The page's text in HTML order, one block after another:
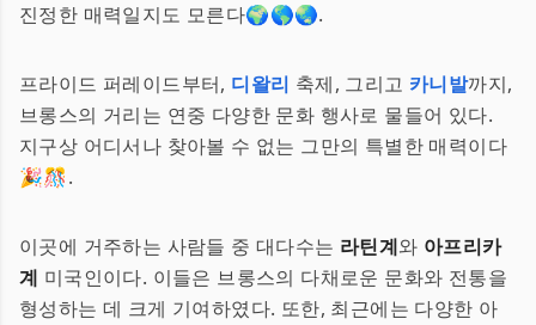
진정한 매력일지도 모른다🌍🌎🌏.
프라이드 퍼레이드부터, 디왈리 축제, 그리고 카니발까지,
브롱스의 거리는 연중 다양한 문화 행사로 물들어 있다.
지구상 어디서나 찾아볼 수 없는 그만의 특별한 매력이다
🎉🎊.
이곳에 거주하는 사람들 중 대다수는 라틴계와 아프리카
계 미국인이다. 이들은 브롱스의 다채로운 문화와 전통을
형성하는 데 크게 기여하였다. 또한, 최근에는 다양한 아